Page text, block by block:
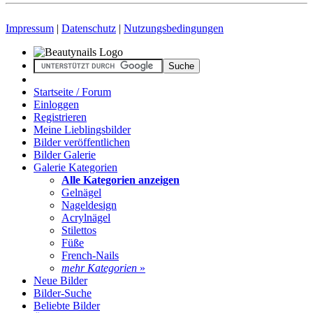
Impressum | Datenschutz | Nutzungsbedingungen
Startseite / Forum
Einloggen
Registrieren
Meine Lieblingsbilder
Bilder veröffentlichen
Bilder Galerie
Galerie Kategorien
Alle Kategorien anzeigen
Gelnägel
Nageldesign
Acrylnägel
Stilettos
Füße
French-Nails
mehr Kategorien »
Neue Bilder
Bilder-Suche
Beliebte Bilder